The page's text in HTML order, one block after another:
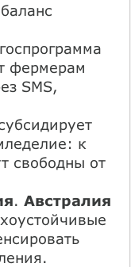
госпрограмма
фермерам
SMS,
к
свободны от
. Австралия